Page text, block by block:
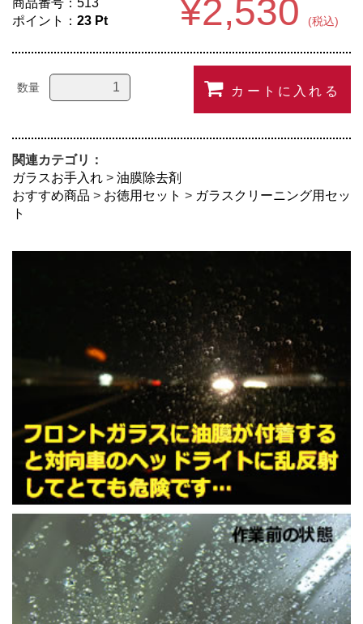
ポイント： 23 Pt ¥2,530 (税込)
数量 カートに入れる
関連カテゴリ：
ガラスお手入れ > 油膜除去剤
おすすめ商品 > お徳用セット > ガラスクリーニング用セッ
ト